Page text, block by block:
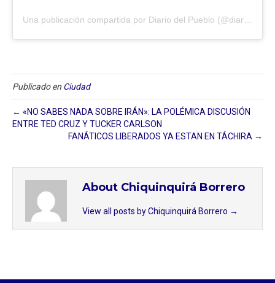
Publicado en Ciudad
← «NO SABES NADA SOBRE IRÁN»: LA POLÉMICA DISCUSIÓN
ENTRE TED CRUZ Y TUCKER CARLSON
FANÁTICOS LIBERADOS YA ESTAN EN TÁCHIRA →
About Chiquinquirá Borrero
View all posts by Chiquinquirá Borrero →